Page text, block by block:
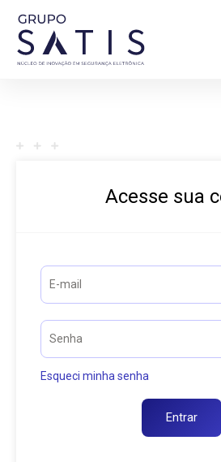
Acesse sua
Esqueci minha senha